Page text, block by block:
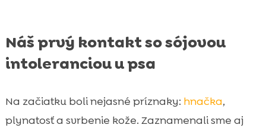
Náš prvý kontakt so sójovou
intoleranciou u psa
Na začiatku boli nejasné príznaky: hnačka,
plynatosť a svrbenie kože. Zaznamenali sme aj